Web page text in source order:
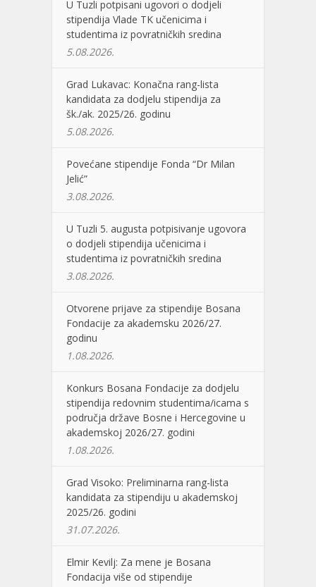
U Tuzli potpisani ugovori o dodjeli
stipendija Vlade TK učenicima i
studentima iz povratničkih sredina
5.08.2026.
Grad Lukavac: Konačna rang-lista
kandidata za dodjelu stipendija za
šk./ak. 2025/26. godinu
5.08.2026.
Povećane stipendije Fonda “Dr Milan
Jelić”
3.08.2026.
U Tuzli 5. augusta potpisivanje ugovora
o dodjeli stipendija učenicima i
studentima iz povratničkih sredina
3.08.2026.
Otvorene prijave za stipendije Bosana
Fondacije za akademsku 2026/27.
godinu
1.08.2026.
Konkurs Bosana Fondacije za dodjelu
stipendija redovnim studentima/icama s
područja države Bosne i Hercegovine u
akademskoj 2026/27. godini
1.08.2026.
Grad Visoko: Preliminarna rang-lista
kandidata za stipendiju u akademskoj
2025/26. godini
31.07.2026.
Elmir Kevilj: Za mene je Bosana
Fondacija više od stipendije